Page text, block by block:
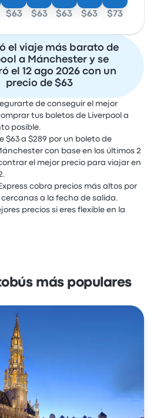
$63 $63 $63 $63 $73
el viaje más barato de
a Mánchester y se
el 12 ago 2026 con un
precio de $63
de conseguir el mejor
tus boletos de Liverpool a
posible.
$63 a $289 por un boleto de
con base en los últimos 2
el mejor precio para viajar en
cobra precios más altos por
a la fecha de salida.
precios si eres flexible en la
más populares